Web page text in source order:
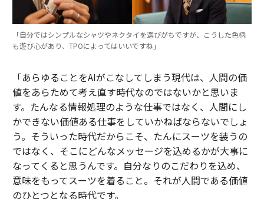
「自分ではシンプルなシャツやネクタイを選びがちですが、こうした色柄
も遊び心があり、TPOによってはいいですね」
「あらゆることをAIがこなしてしまう現代は、人間の価
値をあらためて考え直す時代なのではないかと思いま
す。たんなる情報処理のような仕事ではなく、人間にし
かできない価値ある仕事をしていかねばならないでしょ
う。そういった時代だからこそ、たんにスーツを装うの
ではなく、そこにどんなメッセージを込めるかが大事に
なってくると思うんです。自分なりのこだわりを込め、
意味をもってスーツを着ること。それが人間である価値
のひとつとなる時代です。